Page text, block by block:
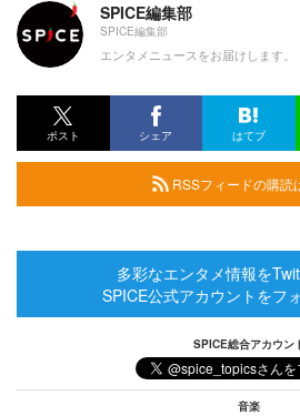
SPICE編集部
SPICE編集部
エンタメニュースをお届けします。
ポスト シェア はてブ
RSSフィードの購読
多彩なエンタメ情報を
SPICE公式アカウントをフ
SPICE総合アカウン
音楽